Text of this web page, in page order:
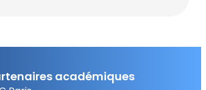
académiques